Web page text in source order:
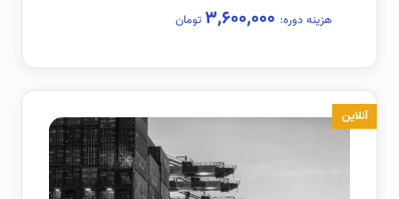
هزینه دوره: تومان
آنلاین